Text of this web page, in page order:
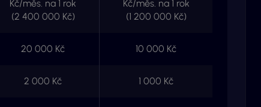
Kč/měs. na 1 rok
(2 400 000 Kč)
Kč/měs. na 1 rok
(1 200 000 Kč)
20 000 Kč 10 000 Kč
2 000 Kč 1 000 Kč